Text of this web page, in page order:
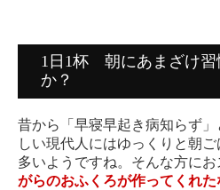
1日1杯 朝にあまざけ習
か？
昔から「早寝早起き病知らず
しい現代人にはゆっくりと朝
多いようですね。そんな方にお
がらのおふくろが作ってくれ